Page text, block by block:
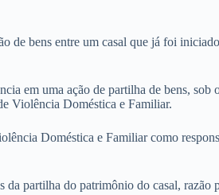
bens entre um casal que já foi
em uma ação de partilha de bens,
Violência Doméstica e Familiar.
Doméstica e Familiar como
partilha do patrimônio do casal,